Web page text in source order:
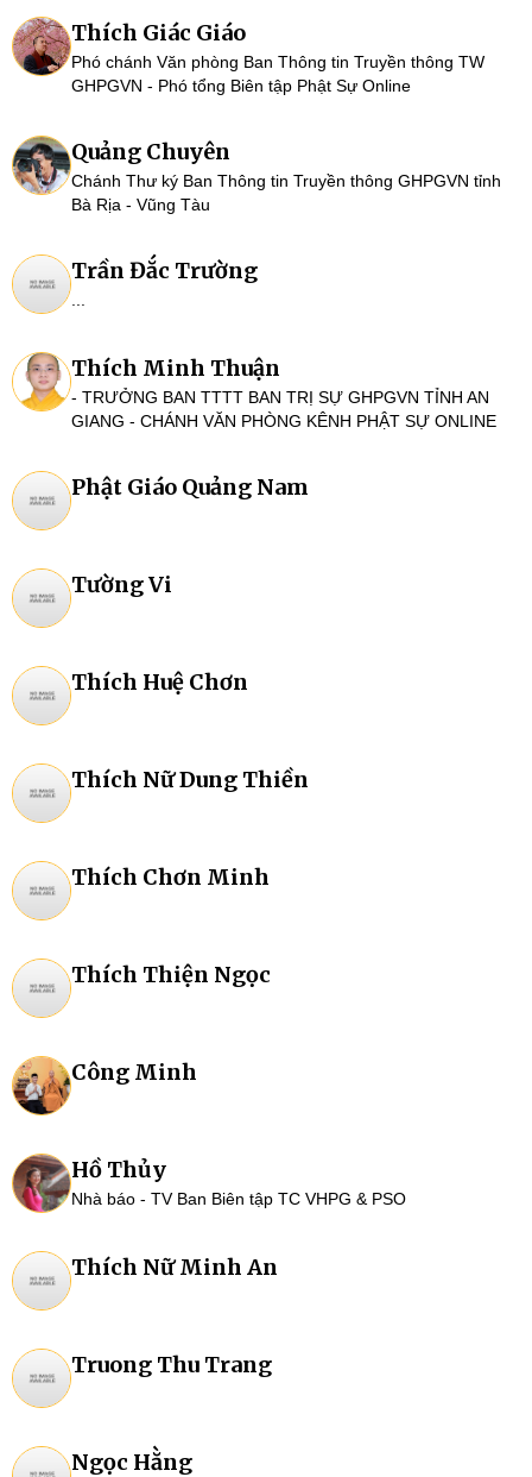
Thích Giác Giáo
Phó chánh Văn phòng Ban Thông tin Truyền thông TW
GHPGVN - Phó tổng Biên tập Phật Sự Online
Quảng Chuyên
Chánh Thư ký Ban Thông tin Truyền thông GHPGVN tỉnh
Bà Rịa - Vũng Tàu
Trần Đắc Trường
Thích Minh Thuận
- TRƯỞNG BAN TTTT BAN TRỊ SỰ GHPGVN TỈNH AN
GIANG - CHÁNH VĂN PHÒNG KÊNH PHẬT SỰ ONLINE
Phật Giáo Quảng Nam
Tường Vi
Thích Huệ Chơn
Thích Nữ Dung Thiền
Thích Chơn Minh
Thích Thiện Ngọc
Công Minh
Hồ Thủy
Nhà báo - TV Ban Biên tập TC VHPG & PSO
Thích Nữ Minh An
Truong Thu Trang
Ngọc Hằng